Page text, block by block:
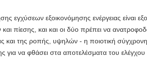
εγχύσεων εξοικονόμησης ενέργειας είναι
πίεσης, και και οι δύο πρέπει να
της ροπής, υψηλών - η ποιοτική σύγχρονη
για να φθάσει στα αποτελέσματα του ελέγχου